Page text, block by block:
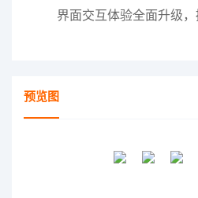
界面交互体验全面升级，
预览图